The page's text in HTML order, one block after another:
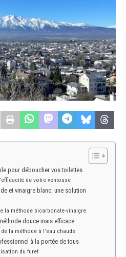
pour déboucher vos toilettes
de votre ventouse
et vinaigre blanc: une solution
la méthode bicarbonate-vinaigre
douce mais efficace
la méthode à l’eau chaude
à la portée de tous
du furet